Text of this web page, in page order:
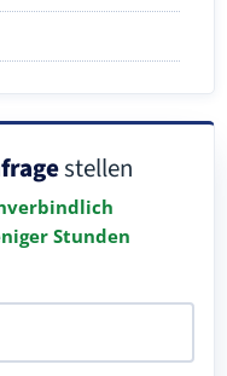
stellen
Stunden